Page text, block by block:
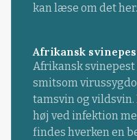
kan læse om det her.
Afrikansk
Afrikansk svinepest
smitsom
tamsvin og
høj ved infektion
findes hverken en